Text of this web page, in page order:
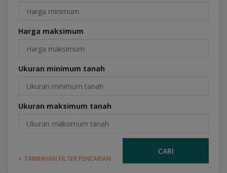
Harga maksimum
Ukuran minimum tanah
Ukuran maksimum tanah
+ TAMBAHAN FILTER PENCARIAN
CARI